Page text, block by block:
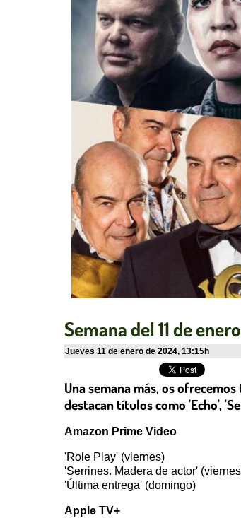
Semana del 11 de
jueves 11 de enero de 2024, 13:15h
Una semana más, os
destacan títulos como 'Echo',
Amazon Prime Video
'Role Play' (viernes)
'Serrines. Madera de actor'
'Última entrega' (domingo)
Apple TV+